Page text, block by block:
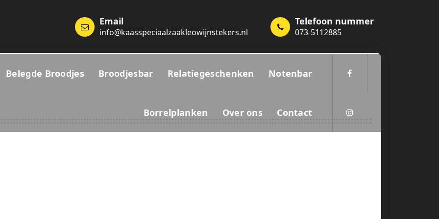
Email
info@kaasspeciaalzaakleowijnstekers.nl
Telefoon nummer
073-5112885
Belegde Broodjes Broodjesbar Relatiegeschenken Notenbar
Borrelplanken Over ons Contact